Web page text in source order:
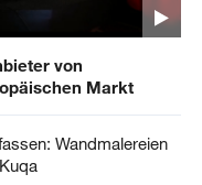
von
Markt
Wandmalereien